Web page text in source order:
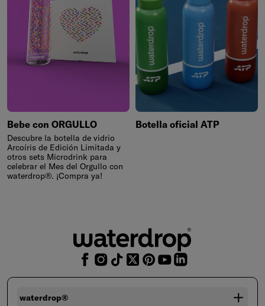
Bebe con ORGULLO
Descubre la botella de vidrio
Arcoíris de Edición Limitada y
otros sets Microdrink para
celebrar el Mes del Orgullo con
waterdrop®. ¡Compra ya!
Botella oficial ATP
waterdrop®